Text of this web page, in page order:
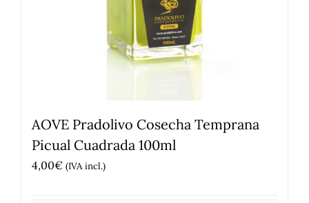
AOVE Pradolivo Cosecha Temprana
Picual Cuadrada 100ml
4,00€ (IVA incl.)